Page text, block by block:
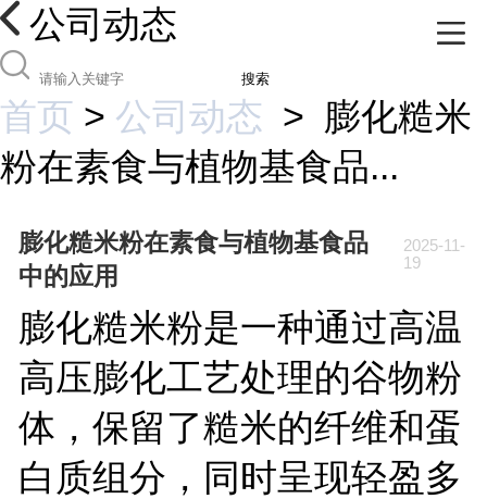
公司动态
搜索
首页 > 公司动态 > 膨化糙米
粉在素食与植物基食品...
膨化糙米粉在素食与植物基食品
中的应用
2025-11-
19
膨化糙米粉是一种通过高温
高压膨化工艺处理的谷物粉
体，保留了糙米的纤维和蛋
白质组分，同时呈现轻盈多